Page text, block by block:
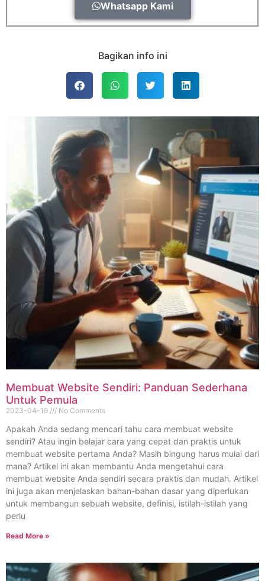
Whatsapp Kami
Bagikan info ini
Membuat Website Sendiri: Panduan Sederhana
Untuk Pemula
2023-04-19 No Comments
Apakah Anda sedang mencari tahu cara membuat website
sendiri? Atau ingin belajar cara yang cepat dan praktis untuk
membuat website pertama Anda? Masih bingung harus mulai dari
mana? Artikel ini akan membantu Anda mengetahui cara
membuat website Anda sendiri secara praktis dan mudah. Artikel
ini juga akan menjelaskan bahan-bahan dasar yang diperlukan
untuk membangun sebuah website, definisi, istilah-istilah yang
perlu
Read More »